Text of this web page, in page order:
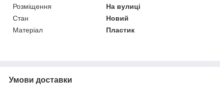
Розміщення
На вулиці
Стан
Новий
Матеріал
Пластик
Умови доставки